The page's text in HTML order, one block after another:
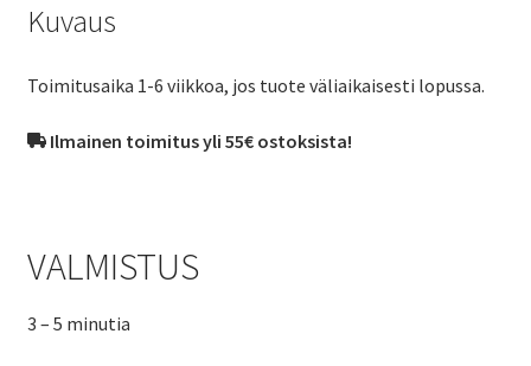
Kuvaus
Toimitusaika 1-6 viikkoa, jos tuote väliaikaisesti lopussa.
Ilmainen toimitus yli 55€ ostoksista!
VALMISTUS
3 – 5 minutia